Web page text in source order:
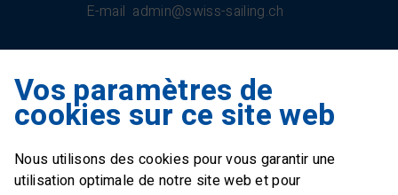
E-mail admin@swiss-sailing.ch
Swiss Sailing Team
Industriestrasse 51
E-mail office@swiss-sailing-
team.ch
Vos paramètres de
cookies sur ce site web
Nous utilisons des cookies pour vous garantir une
utilisation optimale de notre site web et pour